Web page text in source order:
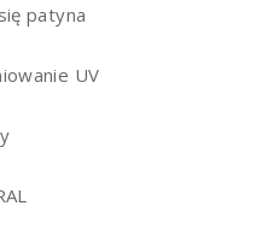
patyna
UV